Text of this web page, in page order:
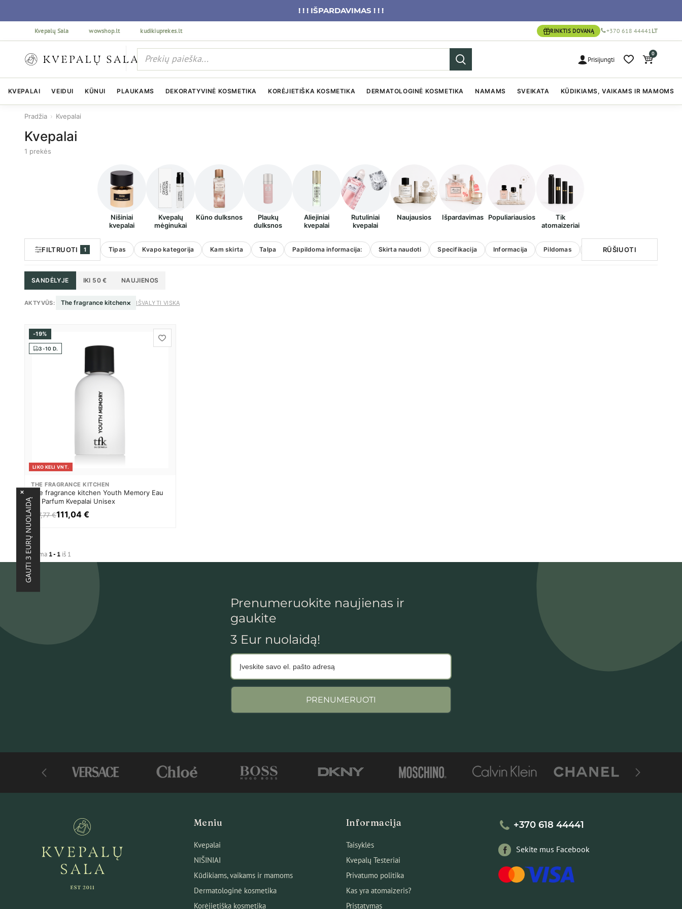
! ! ! IŠPARDAVIMAS ! ! !
Kvepalų Sala wowshop.lt kudikiuprekes.lt RINKTIS DOVANĄ +370 618 44441LT
Prisijungti
0
KVEPALAI VEIDUI KŪNUI PLAUKAMS DEKORATYVINĖ KOSMETIKA KORĖJIETIŠKA KOSMETIKA DERMATOLOGINĖ KOSMETIKA NAMAMS SVEIKATA KŪDIKIAMS, VAIKAMS IR MAMOMS
Pradžia › Kvepalai
Kvepalai
1 prekės
Nišiniai
kvepalai
Kvepalų
mėginukai
Kūno dulksnos
Plaukų
dulksnos
Aliejiniai
kvepalai
Rutuliniai
kvepalai
Naujausios Išpardavimas Populiariausios
Tik
atomaizeriai
FILTRUOTI 1 Tipas Kvapo kategorija Kam skirta Talpa Papildoma informacija: Skirta naudoti Specifikacija Informacija Pildomas Pakuotės tipas
RŪŠIUOTI
SANDĖLYJE IKI 50 € NAUJIENOS
AKTYVŪS: The fragrance kitchen× IŠVALYTI VISKĄ
-19%
3-10 D.
LIKO KELI VNT.
THE FRAGRANCE KITCHEN
The fragrance kitchen Youth Memory Eau
De Parfum Kvepalai Unisex
137,77 €111,04 €
Rodoma 1 - 1 iš 1
Prenumeruokite naujienas ir
gaukite
3 Eur nuolaidą!
PRENUMERUOTI
Meniu
Kvepalai
NIŠINIAI
Kūdikiams, vaikams ir mamoms
Dermatologinė kosmetika
Korėjietiška kosmetika
Informacija
Taisyklės
Kvepalų Testeriai
Privatumo politika
Kas yra atomaizeris?
Pristatymas
+370 618 44441
Sekite mus Facebook
GAUTI 3 EURŲ NUOLAIDĄ
×